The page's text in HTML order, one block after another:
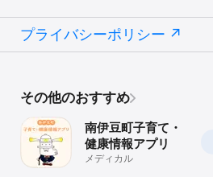
プライバシーポリシー
その他のおすすめ
南伊豆町子育て・
健康情報アプリ
メディカル